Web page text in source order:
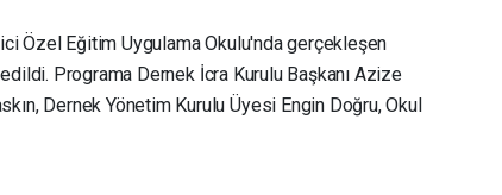
Özel Eğitim Uygulama Okulu'nda gerçekleşen
Programa Dernek İcra Kurulu Başkanı Azize
Dernek Yönetim Kurulu Üyesi Engin Doğru, Okul